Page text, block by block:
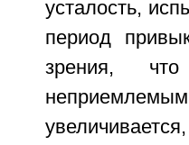
усталость,
период
зрения,